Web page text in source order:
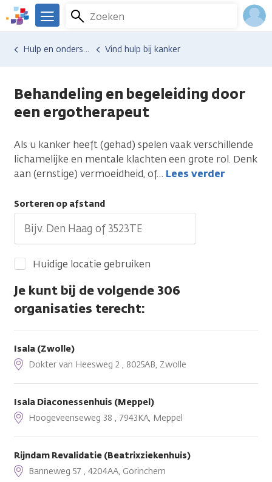
Overslaan
en
naar
We
er
Kanker.nl
Zoeken
Menu
Hulp en ondersteuning Vind hulp bij kanker
Behandeling en begeleiding door
een ergotherapeut
Als u kanker heeft (gehad) spelen vaak verschillende
lichamelijke en mentale klachten een grote rol. Denk
aan (ernstige) vermoeidheid, of… Lees verder
Sorteren op afstand
Huidige locatie gebruiken
Je kunt bij de volgende 306
organisaties terecht:
Isala (Zwolle)
Dokter van Heesweg 2 , 8025AB, Zwolle
Isala Diaconessenhuis (Meppel)
Hoogeveenseweg 38 , 7943KA, Meppel
Rijndam Revalidatie (Beatrixziekenhuis)
Banneweg 57 , 4204AA, Gorinchem